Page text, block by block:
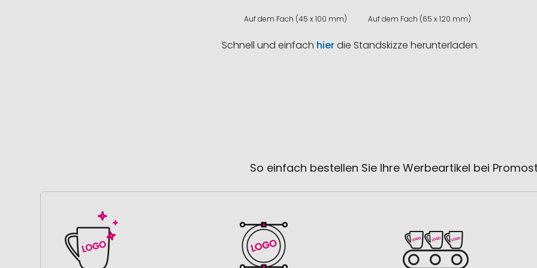
Auf dem Fach (45 x 100 mm) Auf dem Fach (65 x 120 mm)
Schnell und einfach hierdie Standskizze herunterladen.
So einfach bestellen Sie Ihre Werbeartikel bei